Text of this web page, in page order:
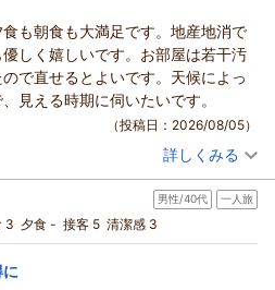
も朝食も大満足です。地産地消で
しく嬉しいです。お部屋は若干汚
で直せるとよいです。天候によっ
見える時期に伺いたいです。
（投稿日：2026/08/05）
様最大1,100円OFF☆季節を味わう旬彩和
2食付き
和室 朝・夕
人一人あたり/税込)
詳しくみる
男性/40代 一人旅
3 夕食 - 接客 5 清潔感 3